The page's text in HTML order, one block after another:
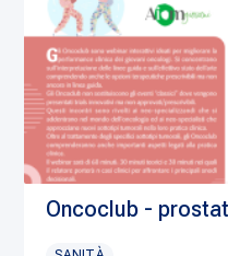
Oncoclub -